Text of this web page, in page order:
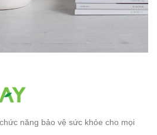
năng bảo vệ sức khỏe cho mọi